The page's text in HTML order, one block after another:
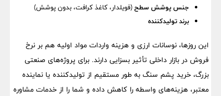
جنس پوشش سطح(فویلدار، کاغذ کرافت، بدون پوشش)
برند تولیدکننده
این روزها، نوسانات ارزی و هزینه واردات مواد اولیه هم بر نرخ
فروش در بازار داخلی تأثیر بسزایی دارند. برای پروژه‌های صنعتی
بزرگ، خرید پشم سنگ به طور مستقیم از تولیدکننده یا نماینده
معتبر، هزینه‌های واسطه را کاهش داده و شما را از خدمات مشاوره